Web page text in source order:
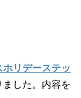
リデーステッ
ました。内容を